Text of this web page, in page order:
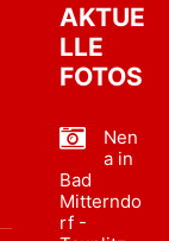
AKTUE
LLE
FOTOS
Nen
a in
Bad
Mitterndo
rf -